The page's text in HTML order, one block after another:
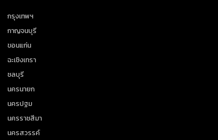
กรุงเทพฯ
กาญจนบุรี
ขอนแก่น
ฉะเชิงเทรา
ชลบุรี
นครนายก
นครปฐม
นครราชสีมา
นครสวรรค์